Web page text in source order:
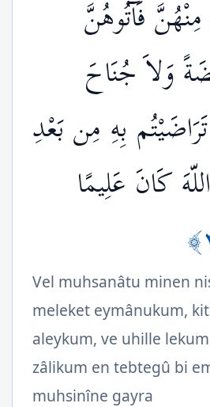
فَآتُوهُنَّ
وَلاَ جُنَاحَ
بِهِ مِن بَعْدِ
كَانَ عَلِيمًا
Vel muhsanâtu minen
meleket eymânukum,
aleykum, ve uhille
zâlikum en tebtegû bi
muhsinîne gayra